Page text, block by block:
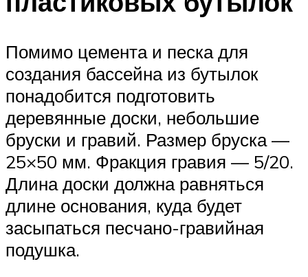
Помимо цемента и песка для
создания бассейна из бутылок
понадобится подготовить
деревянные доски, небольшие
бруски и гравий. Размер бруска —
25×50 мм. Фракция гравия — 5/20.
Длина доски должна равняться
длине основания, куда будет
засыпаться песчано-гравийная
подушка.